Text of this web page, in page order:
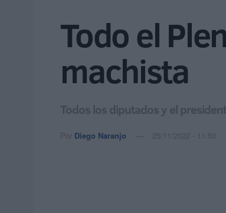
Todo el
machista
Todos los diputados y el
Por Diego Naranjo 25/11/2022 - 11:50